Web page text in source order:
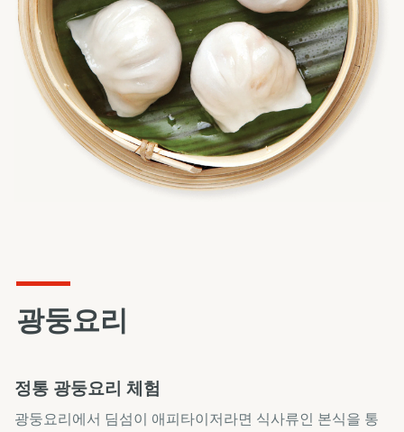
광둥요리
정통 광둥요리 체험
광둥요리에서 딤섬이 애피타이저라면 식사류인 본식을 통